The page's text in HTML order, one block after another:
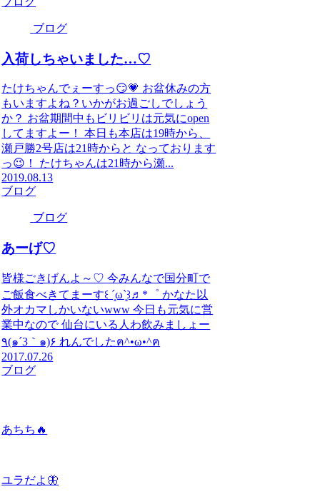
ブログ
入荷しちゃいました…♡
たけちゃんでぇーすっ😏💗 お盆休みの方
もいますよね？いかがお過ごしでしょう
か？ お盆期間中もビリビリは元気にopen
してますよー！ 本日も本店は19時から、
瀬戸勝2号店は21時からと なっております
っ😉！ たけちゃんは21時から瀬...
2019.08.13
ブログ
ブログ
あーげ♡
皆様ごきげんよ～♡ 今みんなで国分町で
ご飯食べきてまーす꒰ ´͈ω`͈꒱♬*゜ かなた以
外オカマしかいないwww 今日も元気に営
業中なので 仙台にいる人わ飲みましょー
٩(๑´3｀๑)۶ れんでしたฅ^•ω•^ฅ
2017.07.26
ブログ
あちち🔥
ユラだよ🦋